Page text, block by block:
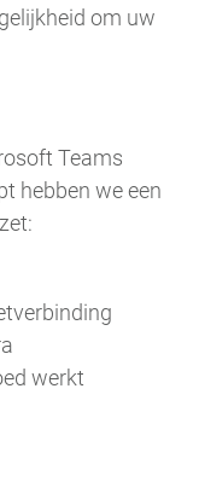
om uw
Teams
hebben we een
werkt